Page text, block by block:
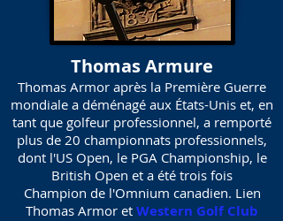
Thomas Armure
Thomas Armor après la Première Guerre
mondiale a déménagé aux États-Unis et, en
tant que golfeur professionnel, a remporté
plus de 20 championnats professionnels,
dont l'US Open, le PGA Championship, le
British Open et a été trois fois
Champion de l'Omnium canadien. Lien
Thomas Armor et Western Golf Club